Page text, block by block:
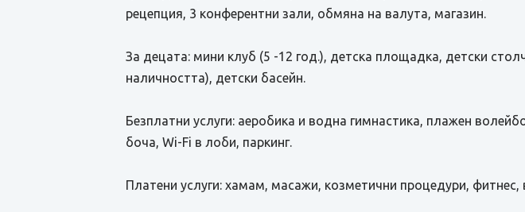
рецепция, 3 конферентни зали, обмяна на валута, магазин.
За децата: мини клуб (5 -12 год.), детска площадка, детски
наличността), детски басейн.
Безплатни услуги: аеробика и водна гимнастика, плажен
боча, Wi-Fi в лоби, паркинг.
Платени услуги: хамам, масажи, козметични процедури, фитнес,